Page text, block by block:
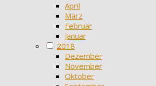
April
März
Februar
Januar
2018
Dezember
November
Oktober